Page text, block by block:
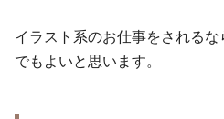
イラスト系のお仕事をされる
でもよいと思います。